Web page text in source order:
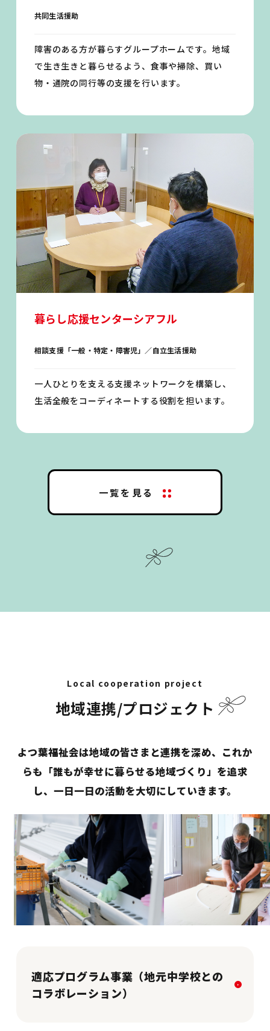
共同生活援助
障害のある方が暮らすグループホームです。地域
で生き生きと暮らせるよう、食事や掃除、買い
物・通院の同行等の支援を行います。
暮らし応援センターシアフル
相談支援「一般・特定・障害児」／自立生活援助
一人ひとりを支える支援ネットワークを構築し、
生活全般をコーディネートする役割を担います。
一覧を見る
Local cooperation project
地域連携/プロジェクト
よつ葉福祉会は地域の皆さまと連携を深め、これか
らも「誰もが幸せに暮らせる地域づくり」を追求
し、一日一日の活動を大切にしていきます。
適応プログラム事業（地元中学校との
コラボレーション）